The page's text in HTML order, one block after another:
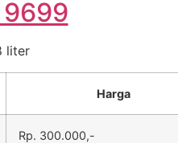
liter
Harga
Rp. 300.000,-